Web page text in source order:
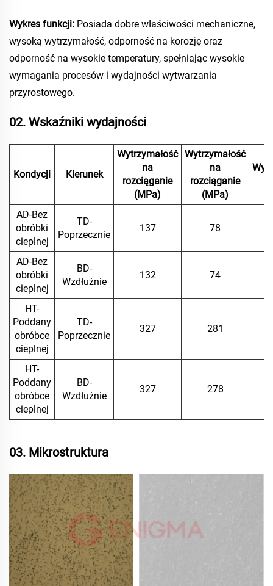
Wykres funkcji: Posiada dobre właściwości mechaniczne,
wysoką wytrzymałość, odporność na korozję oraz
odporność na wysokie temperatury, spełniając wysokie
wymagania procesów i wydajności wytwarzania
przyrostowego.
02. Wskaźniki wydajności
Kondycji Kierunek
Wytrzymałość
na
rozciąganie
(MPa)
Wytrzymałość
na
rozciąganie
(MPa)
AD-Bez
obróbki
cieplnej
TD-
Poprzecznie
137 78
AD-Bez
obróbki
cieplnej
BD-
Wzdłużnie
132 74
HT-
Poddany
obróbce
cieplnej
TD-
Poprzecznie
327 281
HT-
Poddany
obróbce
cieplnej
BD-
Wzdłużnie
327 278
03. Mikrostruktura